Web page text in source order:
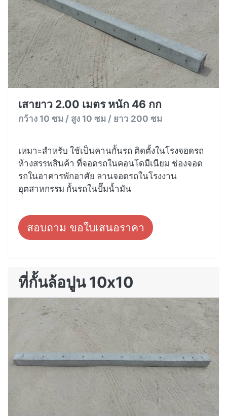
เสายาว 2.00 เมตร หนัก 46 กก
กว้าง 10 ซม / สูง 10 ซม / ยาว 200 ซม
เหมาะสำหรับ ใช้เป็นคานกั้นรถ ติดตั้งในโรงจอดรถ
ห้างสรรพสินค้า ที่จอดรถในคอนโดมีเนียม ช่องจอด
รถในอาคารพักอาศัย ลานจอดรถในโรงงาน
อุตสาหกรรม กั้นรถในปั๊มน้ำมัน
สอบถาม ขอใบเสนอราคา
ที่กั้นล้อปูน 10x10